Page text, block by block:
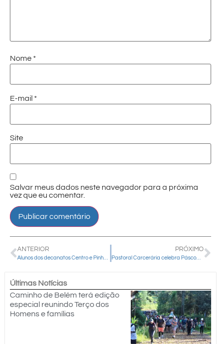
Nome *
E-mail *
Site
Salvar meus dados neste navegador para a próxima
vez que eu comentar.
ANTERIOR
Alunos dos decanatos Centro e Pinhão participam de mais um módulo da Escola de IVC
PRÓXIMO
Pastoral Carcerária celebra Páscoa com internos da Penitenciária Estadual de Guarapuava – Unidade de Progressão
Últimas Notícias
Caminho de Belém terá edição
especial reunindo Terço dos
Homens e famílias